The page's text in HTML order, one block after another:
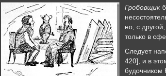
Гробовщик
но, с
только в
Следует
420], и в
будочником